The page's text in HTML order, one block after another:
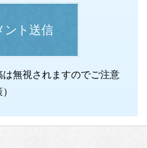
ント送信
無視されますのでご注意